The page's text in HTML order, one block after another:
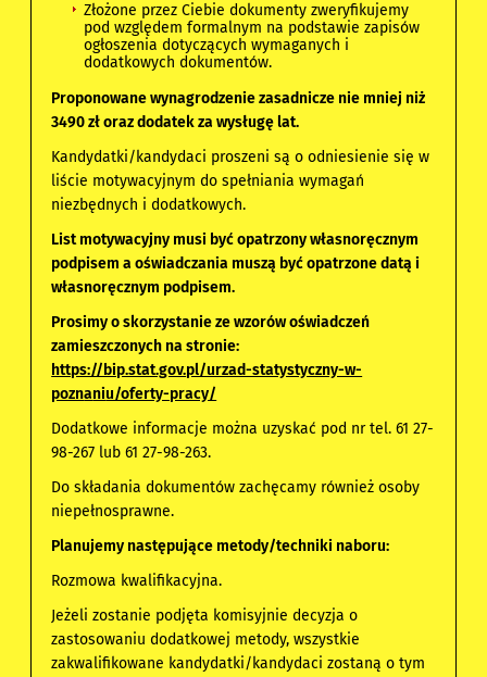
Złożone przez Ciebie dokumenty zweryfikujemy
pod względem formalnym na podstawie zapisów
ogłoszenia dotyczących wymaganych i
dodatkowych dokumentów.
Proponowane wynagrodzenie zasadnicze nie mniej niż
3490 zł oraz dodatek za wysługę lat.
Kandydatki/kandydaci proszeni są o odniesienie się w
liście motywacyjnym do spełniania wymagań
niezbędnych i dodatkowych.
List motywacyjny musi być opatrzony własnoręcznym
podpisem a oświadczania muszą być opatrzone datą i
własnoręcznym podpisem.
Prosimy o skorzystanie ze wzorów oświadczeń
zamieszczonych na stronie:
https://bip.stat.gov.pl/urzad-statystyczny-w-
poznaniu/oferty-pracy/
Dodatkowe informacje można uzyskać pod nr tel. 61 27-
98-267 lub 61 27-98-263.
Do składania dokumentów zachęcamy również osoby
niepełnosprawne.
Planujemy następujące metody/techniki naboru:
Rozmowa kwalifikacyjna.
Jeżeli zostanie podjęta komisyjnie decyzja o
zastosowaniu dodatkowej metody, wszystkie
zakwalifikowane kandydatki/kandydaci zostaną o tym